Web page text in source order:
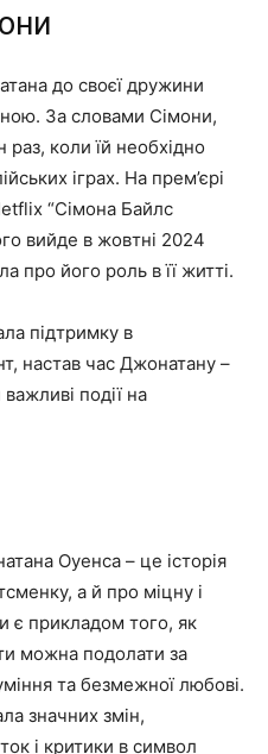
до своєї дружини
За словами Сімони,
раз, коли їй необхідно
іграх. На прем’єрі
“Сімона Байлс
вийде в жовтні 2024
про його роль в її житті.
підтримку в
настав час Джонатану –
події на
Оуенса – це історія
а й про міцну і
є прикладом того, як
можна подолати за
та безмежної любові.
значних змін,
і критики в символ